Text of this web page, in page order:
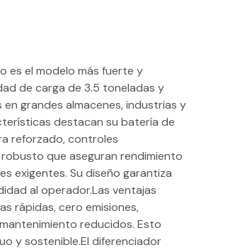
es el modelo más fuerte y
de carga de 3.5 toneladas y
grandes almacenes, industrias y
destacan su batería de
reforzado, controles
que aseguran rendimiento
exigentes. Su diseño garantiza
al operador.Las ventajas
rápidas, cero emisiones,
reducidos. Esto
y sostenible.El diferenciador